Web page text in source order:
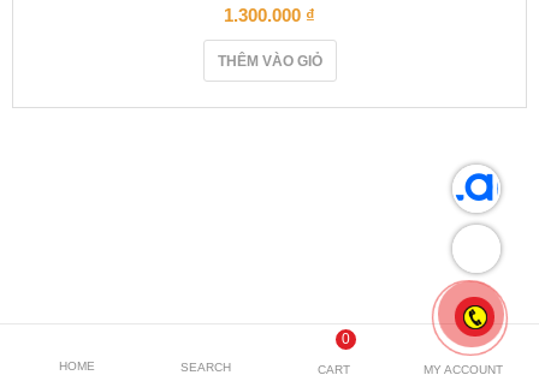
1.300.000 ₫
THÊM VÀO GIỎ
HOME SEARCH
0
CART MY ACCOUNT